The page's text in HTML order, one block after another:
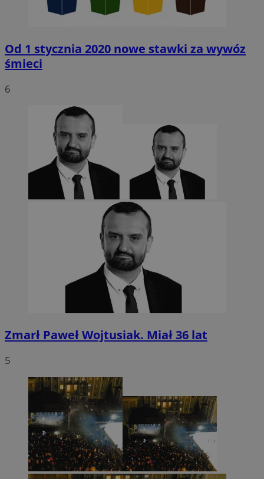
Od 1 stycznia 2020 nowe stawki za wywóz
śmieci
6
Zmarł Paweł Wojtusiak. Miał 36 lat
5